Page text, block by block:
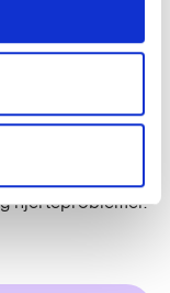
av Dignio.
og
som
og
hjerteproblemer.